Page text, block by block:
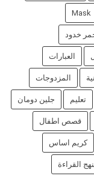
Mask
خدود
العبارات
المزدوجات
تعليم جلين دومان
قصص اطفال
كريم اساس
القراءة